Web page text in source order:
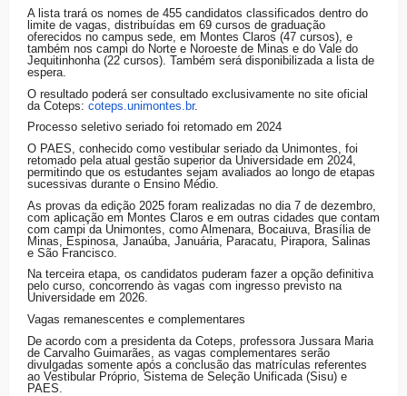
A lista trará os nomes de 455 candidatos classificados dentro do
limite de vagas, distribuídas em 69 cursos de graduação
oferecidos no campus sede, em Montes Claros (47 cursos), e
também nos campi do Norte e Noroeste de Minas e do Vale do
Jequitinhonha (22 cursos). Também será disponibilizada a lista de
espera.
O resultado poderá ser consultado exclusivamente no site oficial
da Coteps: coteps.unimontes.br.
Processo seletivo seriado foi retomado em 2024
O PAES, conhecido como vestibular seriado da Unimontes, foi
retomado pela atual gestão superior da Universidade em 2024,
permitindo que os estudantes sejam avaliados ao longo de etapas
sucessivas durante o Ensino Médio.
As provas da edição 2025 foram realizadas no dia 7 de dezembro,
com aplicação em Montes Claros e em outras cidades que contam
com campi da Unimontes, como Almenara, Bocaiuva, Brasília de
Minas, Espinosa, Janaúba, Januária, Paracatu, Pirapora, Salinas
e São Francisco.
Na terceira etapa, os candidatos puderam fazer a opção definitiva
pelo curso, concorrendo às vagas com ingresso previsto na
Universidade em 2026.
Vagas remanescentes e complementares
De acordo com a presidenta da Coteps, professora Jussara Maria
de Carvalho Guimarães, as vagas complementares serão
divulgadas somente após a conclusão das matrículas referentes
ao Vestibular Próprio, Sistema de Seleção Unificada (Sisu) e
PAES.